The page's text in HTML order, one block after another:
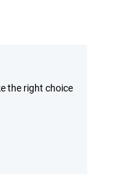
the right choice